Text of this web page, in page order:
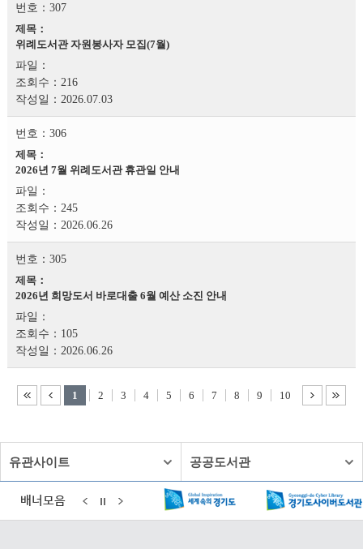
307
위례도서관 자원봉사자 모집(7월)
216
2026.07.03
306
2026년 7월 위례도서관 휴관일 안내
245
2026.06.26
305
2026년 희망도서 바로대출 6월 예산 소진 안내
105
2026.06.26
1 2 3 4 5 6 7 8 9 10
유관사이트 공공도서관
배너모음